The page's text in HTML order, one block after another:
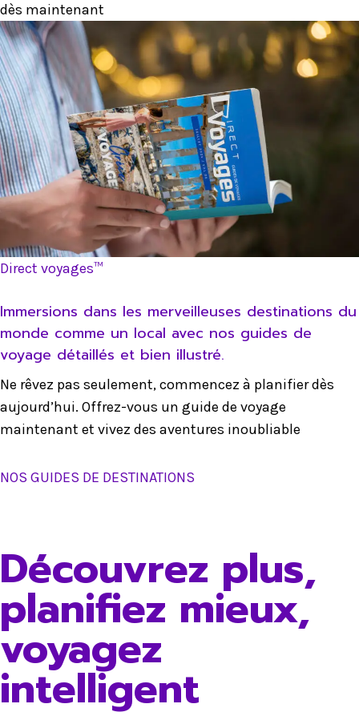
dès maintenant
Direct voyages™
Immersions dans les merveilleuses destinations du
monde comme un local avec nos guides de
voyage détaillés et bien illustré.
Ne rêvez pas seulement, commencez à planifier dès
aujourd’hui. Offrez-vous un guide de voyage
maintenant et vivez des aventures inoubliable
NOS GUIDES DE DESTINATIONS
Découvrez plus,
planifiez mieux,
voyagez
intelligent